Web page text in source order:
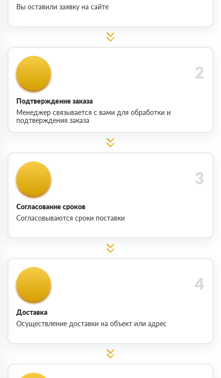
Вы оставили заявку на сайте
Подтверждение заказа
Менеджер связывается с вами для обработки и
подтверждения заказа
Согласование сроков
Согласовываются сроки поставки
Доставка
Осуществление доставки на объект или адрес